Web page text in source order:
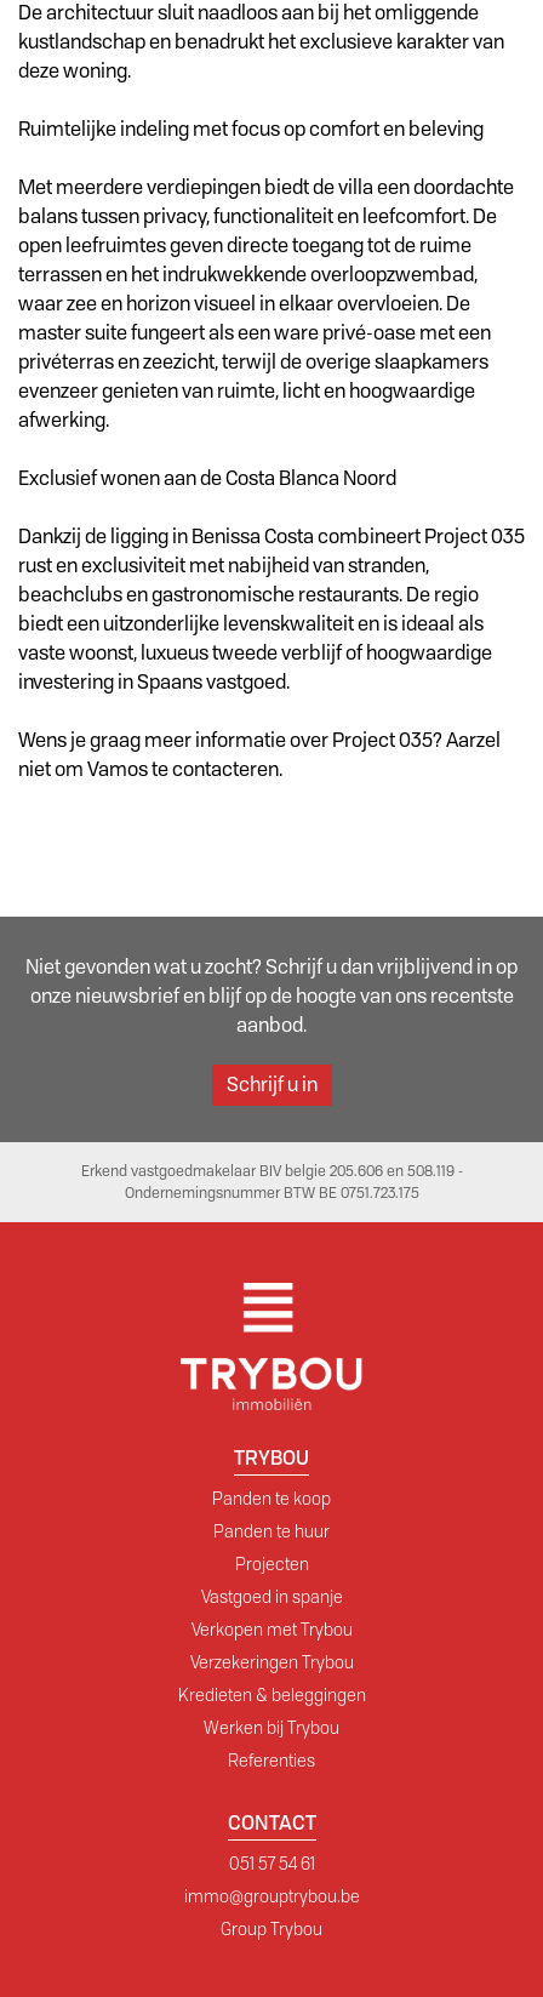
De architectuur sluit naadloos aan bij het omliggende
kustlandschap en benadrukt het exclusieve karakter van
deze woning.
Ruimtelijke indeling met focus op comfort en beleving
Met meerdere verdiepingen biedt de villa een doordachte
balans tussen privacy, functionaliteit en leefcomfort. De
open leefruimtes geven directe toegang tot de ruime
terrassen en het indrukwekkende overloopzwembad,
waar zee en horizon visueel in elkaar overvloeien. De
master suite fungeert als een ware privé-oase met een
privéterras en zeezicht, terwijl de overige slaapkamers
evenzeer genieten van ruimte, licht en hoogwaardige
afwerking.
Exclusief wonen aan de Costa Blanca Noord
Dankzij de ligging in Benissa Costa combineert Project 035
rust en exclusiviteit met nabijheid van stranden,
beachclubs en gastronomische restaurants. De regio
biedt een uitzonderlijke levenskwaliteit en is ideaal als
vaste woonst, luxueus tweede verblijf of hoogwaardige
investering in Spaans vastgoed.
Wens je graag meer informatie over Project 035? Aarzel
niet om Vamos te contacteren.
Niet gevonden wat u zocht? Schrijf u dan vrijblijvend in op
onze nieuwsbrief en blijf op de hoogte van ons recentste
aanbod.
Schrijf u in
Erkend vastgoedmakelaar BIV belgie 205.606 en 508.119 -
Ondernemingsnummer BTW BE 0751.723.175
TRYBOU
Panden te koop
Panden te huur
Projecten
Vastgoed in spanje
Verkopen met Trybou
Verzekeringen Trybou
Kredieten & beleggingen
Werken bij Trybou
Referenties
CONTACT
051 57 54 61
immo@grouptrybou.be
Group Trybou